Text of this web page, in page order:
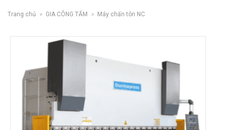
Trang chủ » GIA CÔNG TẤM » Máy chấn tôn NC